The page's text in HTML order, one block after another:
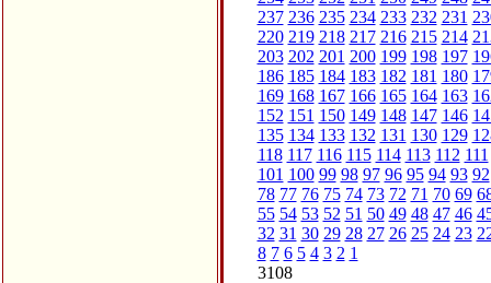
237 236 235 234 233 232 231
220 219 218 217 216 215 214
203 202 201 200 199 198 197
186 185 184 183 182 181 180
169 168 167 166 165 164 163
152 151 150 149 148 147 146
135 134 133 132 131 130 129
118 117 116 115 114 113 112 111
101 100 99 98 97 96 95 94 93 92
78 77 76 75 74 73 72 71 70 69
55 54 53 52 51 50 49 48 47 46
32 31 30 29 28 27 26 25 24 23
8 7 6 5 4 3 2 1
3108